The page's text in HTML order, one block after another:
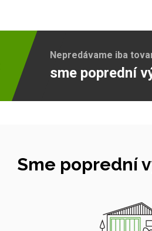
Nepredávame iba
sme poprední
Sme poprední